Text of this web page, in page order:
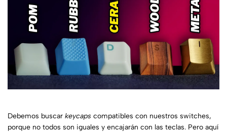
Debemos buscar keycaps compatibles con nuestros switches,
porque no todos son iguales y encajarán con las teclas. Pero aquí